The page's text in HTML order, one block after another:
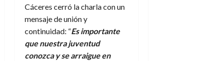
Cáceres cerró la charla con un
mensaje de unión y
continuidad: “Es importante
que nuestra juventud
conozca y se arraigue en